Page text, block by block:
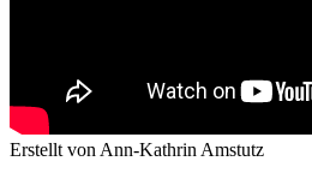
Erstellt von Ann-Kathrin Amstutz